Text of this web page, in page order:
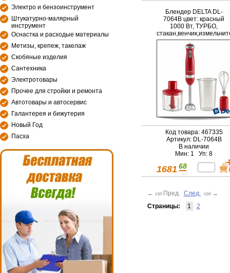
Электро и бензоинструмент
Штукатурно-малярный
инструмент
Оснастка и расходые материалы
Метизы, крепеж, такелаж
Скобяные изделия
Сантехника
Электротовары
Прочее для стройки и ремонта
Автотовары и автосервис
Галантерея и бижутерия
Новый Год
Пасха
Блендер DELTA DL-
7064B цвет: красный
1000 Вт, ТУРБО,
Код товара: 467335
Артикул: DL-7064B
В наличии
Мин: 1 Уп: 8
1681 68
← ctrl Пред. След. ctrl →
Страницы:
1 2